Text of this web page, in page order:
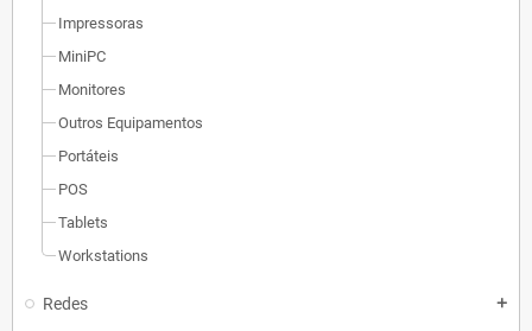
Impressoras
MiniPC
Monitores
Outros Equipamentos
Portáteis
POS
Tablets
Workstations
Redes add